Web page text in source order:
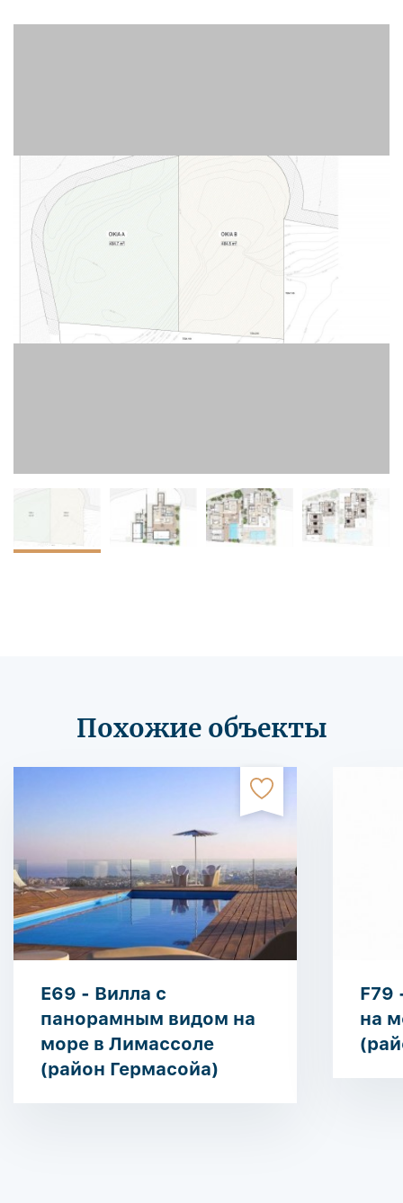
Похожие объекты
E69 - Вилла с
панорамным видом на
море в Лимассоле
(район Гермасойа)
F79
на